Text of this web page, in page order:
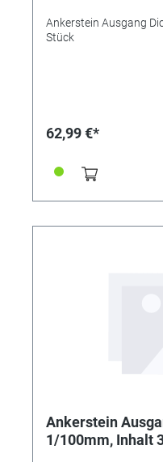
Ankerstein Ausgang
Stück
62,99 €*
Ankerstein
1/100mm, Inhalt